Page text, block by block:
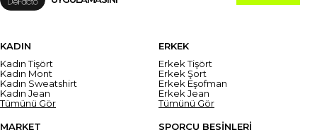
KADIN
Kadın Tişört
Kadın Mont
Kadın Sweatshirt
Kadın Jean
Tümünü Gör
ERKEK
Erkek Tişört
Erkek Şort
Erkek Eşofman
Erkek Jean
Tümünü Gör
MARKET
SPORCU BESİNLERİ